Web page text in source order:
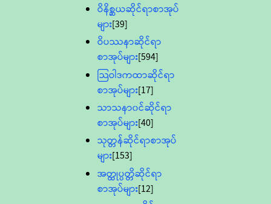
ဝိနိစ္ဆယဆိုင်ရာစာအုပ်
များ[39]
ဝိပဿနာဆိုင်ရာ
စာအုပ်များ[594]
သြဝါဒကထာဆိုင်ရာ
စာအုပ်များ[17]
သာသနာ၀င်ဆိုင်ရာ
စာအုပ်များ[40]
သုတ္တန်ဆိုင်ရာစာအုပ်
များ[153]
အတ္ထုပ္ပတ္တိဆိုင်ရာ
စာအုပ်များ[12]